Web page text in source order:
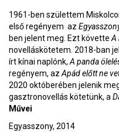
1961-ben születtem
első regényem az
ben jelent meg. Ezt követteA
novelláskötetem. 2018-ban
írt kínai naplónk,A panda
regényem, azApád előtt ne
2020 októberében jelenik
gasztronovellás kötetünk, a
Művei
Egyasszony, 2014